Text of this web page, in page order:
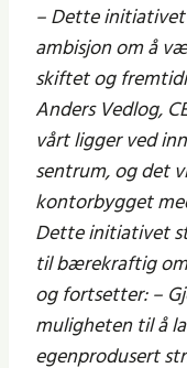
– Dette
ambisjon om å
skiftet og
Anders Vedlog,
vårt ligger ved
sentrum, og det
kontorbygget
Dette initiativet
til bærekraftig
og fortsetter: –
muligheten til å
egenprodusert